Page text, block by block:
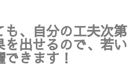
も、自分の工夫次第
を出せるので、若い
きます！